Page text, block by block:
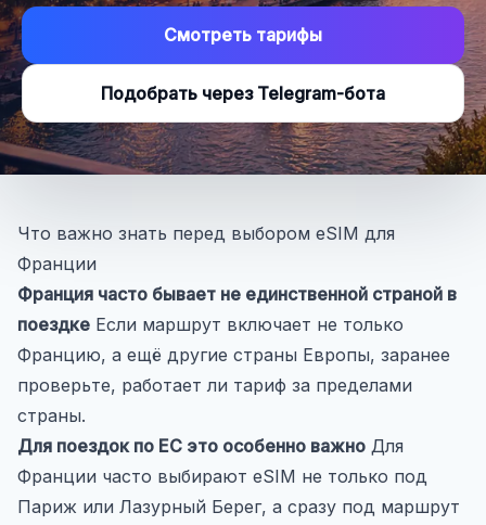
Смотреть тарифы
Подобрать через Telegram-бота
Что важно знать перед выбором eSIM для
Франции
Франция часто бывает не единственной страной в
поездке Если маршрут включает не только
Францию, а ещё другие страны Европы, заранее
проверьте, работает ли тариф за пределами
страны.
Для поездок по ЕС это особенно важно Для
Франции часто выбирают eSIM не только под
Париж или Лазурный Берег, а сразу под маршрут